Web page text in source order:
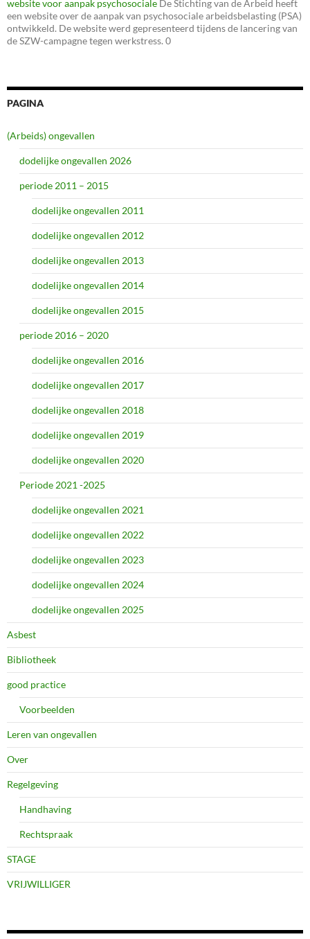
website voor aanpak psychosociale De Stichting van de Arbeid heeft
een website over de aanpak van psychosociale arbeidsbelasting (PSA)
ontwikkeld. De website werd gepresenteerd tijdens de lancering van
de SZW-campagne tegen werkstress. 0
PAGINA
(Arbeids) ongevallen
dodelijke ongevallen 2026
periode 2011 – 2015
dodelijke ongevallen 2011
dodelijke ongevallen 2012
dodelijke ongevallen 2013
dodelijke ongevallen 2014
dodelijke ongevallen 2015
periode 2016 – 2020
dodelijke ongevallen 2016
dodelijke ongevallen 2017
dodelijke ongevallen 2018
dodelijke ongevallen 2019
dodelijke ongevallen 2020
Periode 2021 -2025
dodelijke ongevallen 2021
dodelijke ongevallen 2022
dodelijke ongevallen 2023
dodelijke ongevallen 2024
dodelijke ongevallen 2025
Asbest
Bibliotheek
good practice
Voorbeelden
Leren van ongevallen
Over
Regelgeving
Handhaving
Rechtspraak
STAGE
VRIJWILLIGER